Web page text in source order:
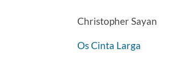
Christopher Sayan
Os Cinta Larga